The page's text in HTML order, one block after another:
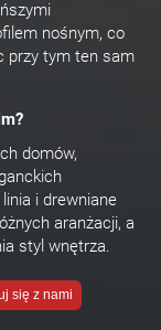
nośnym, co
przy tym ten sam
domów,
i drewniane
aranżacji, a
styl wnętrza.
się z nami